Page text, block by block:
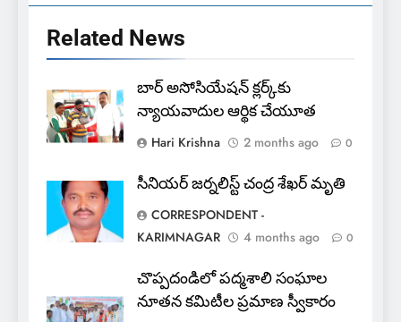
Related News
బార్ అసోసియేషన్ క్లర్క్‌కు
న్యాయవాదుల ఆర్థిక చేయూత
Hari Krishna
2 months ago 0
సీనియర్ జర్నలిస్ట్ చంద్ర శేఖర్ మృతి
CORRESPONDENT -
KARIMNAGAR
4 months ago 0
చొప్పదండిలో పద్మశాలి సంఘాల
నూతన కమిటీల ప్రమాణ స్వీకారం
అవినీతి నిరోధక శాఖ అధికారుల
EXCLUSIVE JUST UPDATED
6
లేబర్ కోడ్లను రద్దు చేయండి
ఎఫ్ ఈ ఎస్ డీ స్వచ్ఛంద సంస్థ
ఆధ్వర్యంలో పండ్ల పంపిణీ